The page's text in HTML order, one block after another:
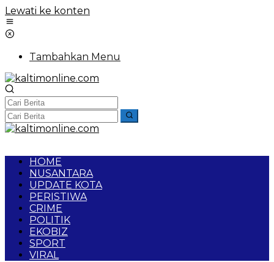
Lewati ke konten
Tambahkan Menu
HOME
NUSANTARA
UPDATE KOTA
PERISTIWA
CRIME
POLITIK
EKOBIZ
SPORT
VIRAL